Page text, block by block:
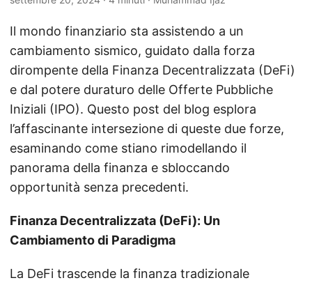
Il mondo finanziario sta assistendo a un
cambiamento sismico, guidato dalla forza
dirompente della Finanza Decentralizzata (DeFi)
e dal potere duraturo delle Offerte Pubbliche
Iniziali (IPO). Questo post del blog esplora
l’affascinante intersezione di queste due forze,
esaminando come stiano rimodellando il
panorama della finanza e sbloccando
opportunità senza precedenti.
Finanza Decentralizzata (DeFi): Un
Cambiamento di Paradigma
La DeFi trascende la finanza tradizionale